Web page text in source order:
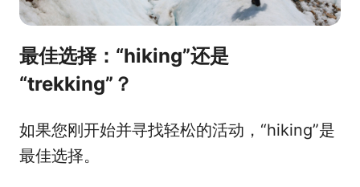
最佳选择：“hiking”还是
“trekking”？
如果您刚开始并寻找轻松的活动，“hiking”是
最佳选择。